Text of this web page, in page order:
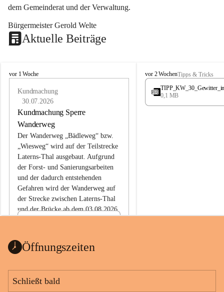
dem Gemeinderat und der Verwaltung.
Bürgermeister Gerold Welte
Aktuelle Beiträge
L
vor 1 Woche
Kundmachung
30.07.2026
Kundmachung Sperre
Wanderweg
Der Wanderweg „Bädleweg“ bzw.
„Wiesweg“ wird auf der Teilstrecke
Laterns-Thal ausgebaut. Aufgrund
der Forst- und Sanierungsarbeiten
und der dadurch entstehenden
Gefahren wird der Wanderweg auf
der Strecke zwischen Laterns-Thal
und der Brücke ab dem 03.08.2026
ht
1 Seite•0,1 MB
L
a
e
vor 2 WochenTipps & Tricks
0,1 MB
Öffnungszeiten
Schließt bald